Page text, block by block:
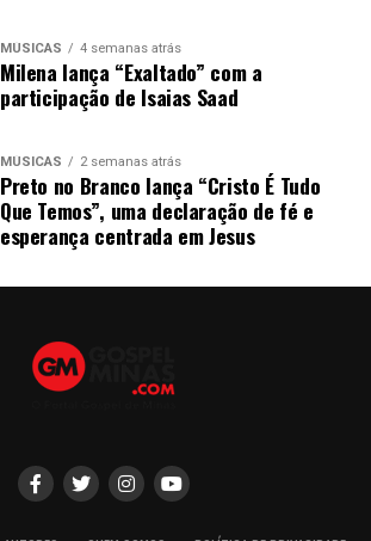
MÚSICAS 4 semanas atrás
Milena lança “Exaltado” com a
participação de Isaias Saad
MÚSICAS 2 semanas atrás
Preto no Branco lança “Cristo É Tudo
Que Temos”, uma declaração de fé e
esperança centrada em Jesus